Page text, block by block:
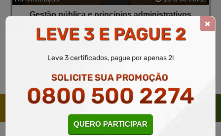
Gestão pública e princípios administrativos
Curso Gratuito
LEVE 3 E PAGUE 2
Leve 3 certificados, pague por apenas 2!
SOLICITE SUA PROMOÇÃO
0800 500 2274
QUERO PARTICIPAR